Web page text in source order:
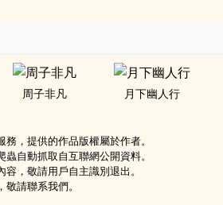
周子非凡 月下幽人行
，提供的作品版權屬於作者。
自動抓取自互聯網公開資料。
，敬請用戶自主識別退出。
請聯系我們。